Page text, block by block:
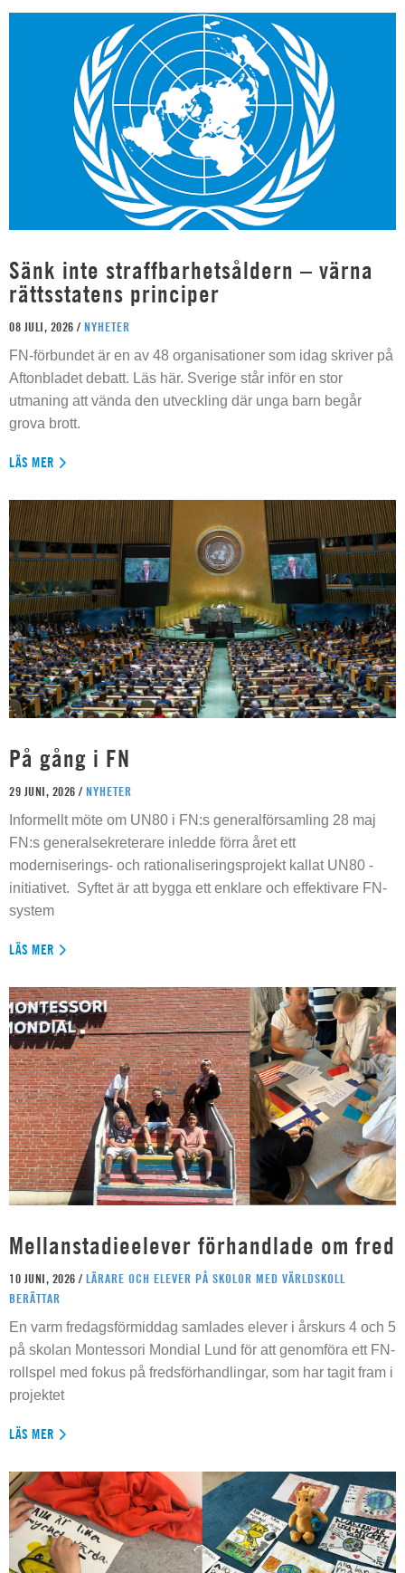
Sänk inte straffbarhetsåldern – värna
rättsstatens principer
08 JULI, 2026 / NYHETER
FN-förbundet är en av 48 organisationer som idag skriver på
Aftonbladet debatt. Läs här. Sverige står inför en stor
utmaning att vända den utveckling där unga barn begår
grova brott.
LÄS MER
På gång i FN
29 JUNI, 2026 / NYHETER
Informellt möte om UN80 i FN:s generalförsamling 28 maj
FN:s generalsekreterare inledde förra året ett
moderniserings- och rationaliseringsprojekt kallat UN80 -
initiativet. Syftet är att bygga ett enklare och effektivare FN-
system
LÄS MER
Mellanstadieelever förhandlade om fred
10 JUNI, 2026 / LÄRARE OCH ELEVER PÅ SKOLOR MED VÄRLDSKOLL
BERÄTTAR
En varm fredagsförmiddag samlades elever i årskurs 4 och 5
på skolan Montessori Mondial Lund för att genomföra ett FN-
rollspel med fokus på fredsförhandlingar, som har tagit fram i
projektet
LÄS MER